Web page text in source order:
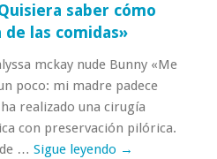
saber cómo
las comidas»
mckay nude Bunny «Me
poco: mi madre padece
realizado una cirugía
con preservación pilórica.
… Sigue leyendo →